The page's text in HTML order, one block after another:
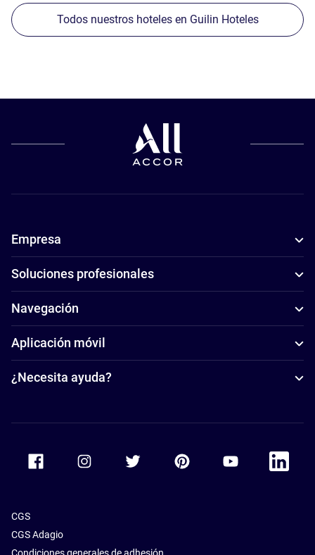
Todos nuestros hoteles en Guilin Hoteles
Empresa
Soluciones profesionales
Navegación
Aplicación móvil
¿Necesita ayuda?
Accor Facebook Accor TwitterAccor PinterestAccor Youtube
Accor
CGS
CGS Adagio